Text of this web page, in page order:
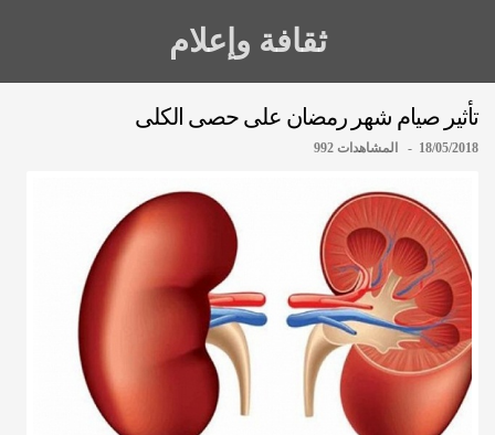
ثقافة وإعلام
تأثير صيام شهر رمضان على حصى الكلى
18/05/2018 - المشاهدات 992